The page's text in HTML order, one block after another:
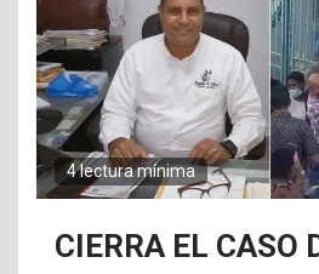
4 lectura mínima
CIERRA EL CASO